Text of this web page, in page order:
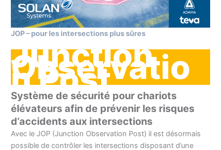
JOP – pour les intersections plus sûres
Junction
Observatio
n Post
Système de sécurité pour chariots
élévateurs afin de prévenir les risques
d’accidents aux intersections
Avec le JOP (Junction Observation Post) il est désormais
possible de contrôler les intersections disposant d’une